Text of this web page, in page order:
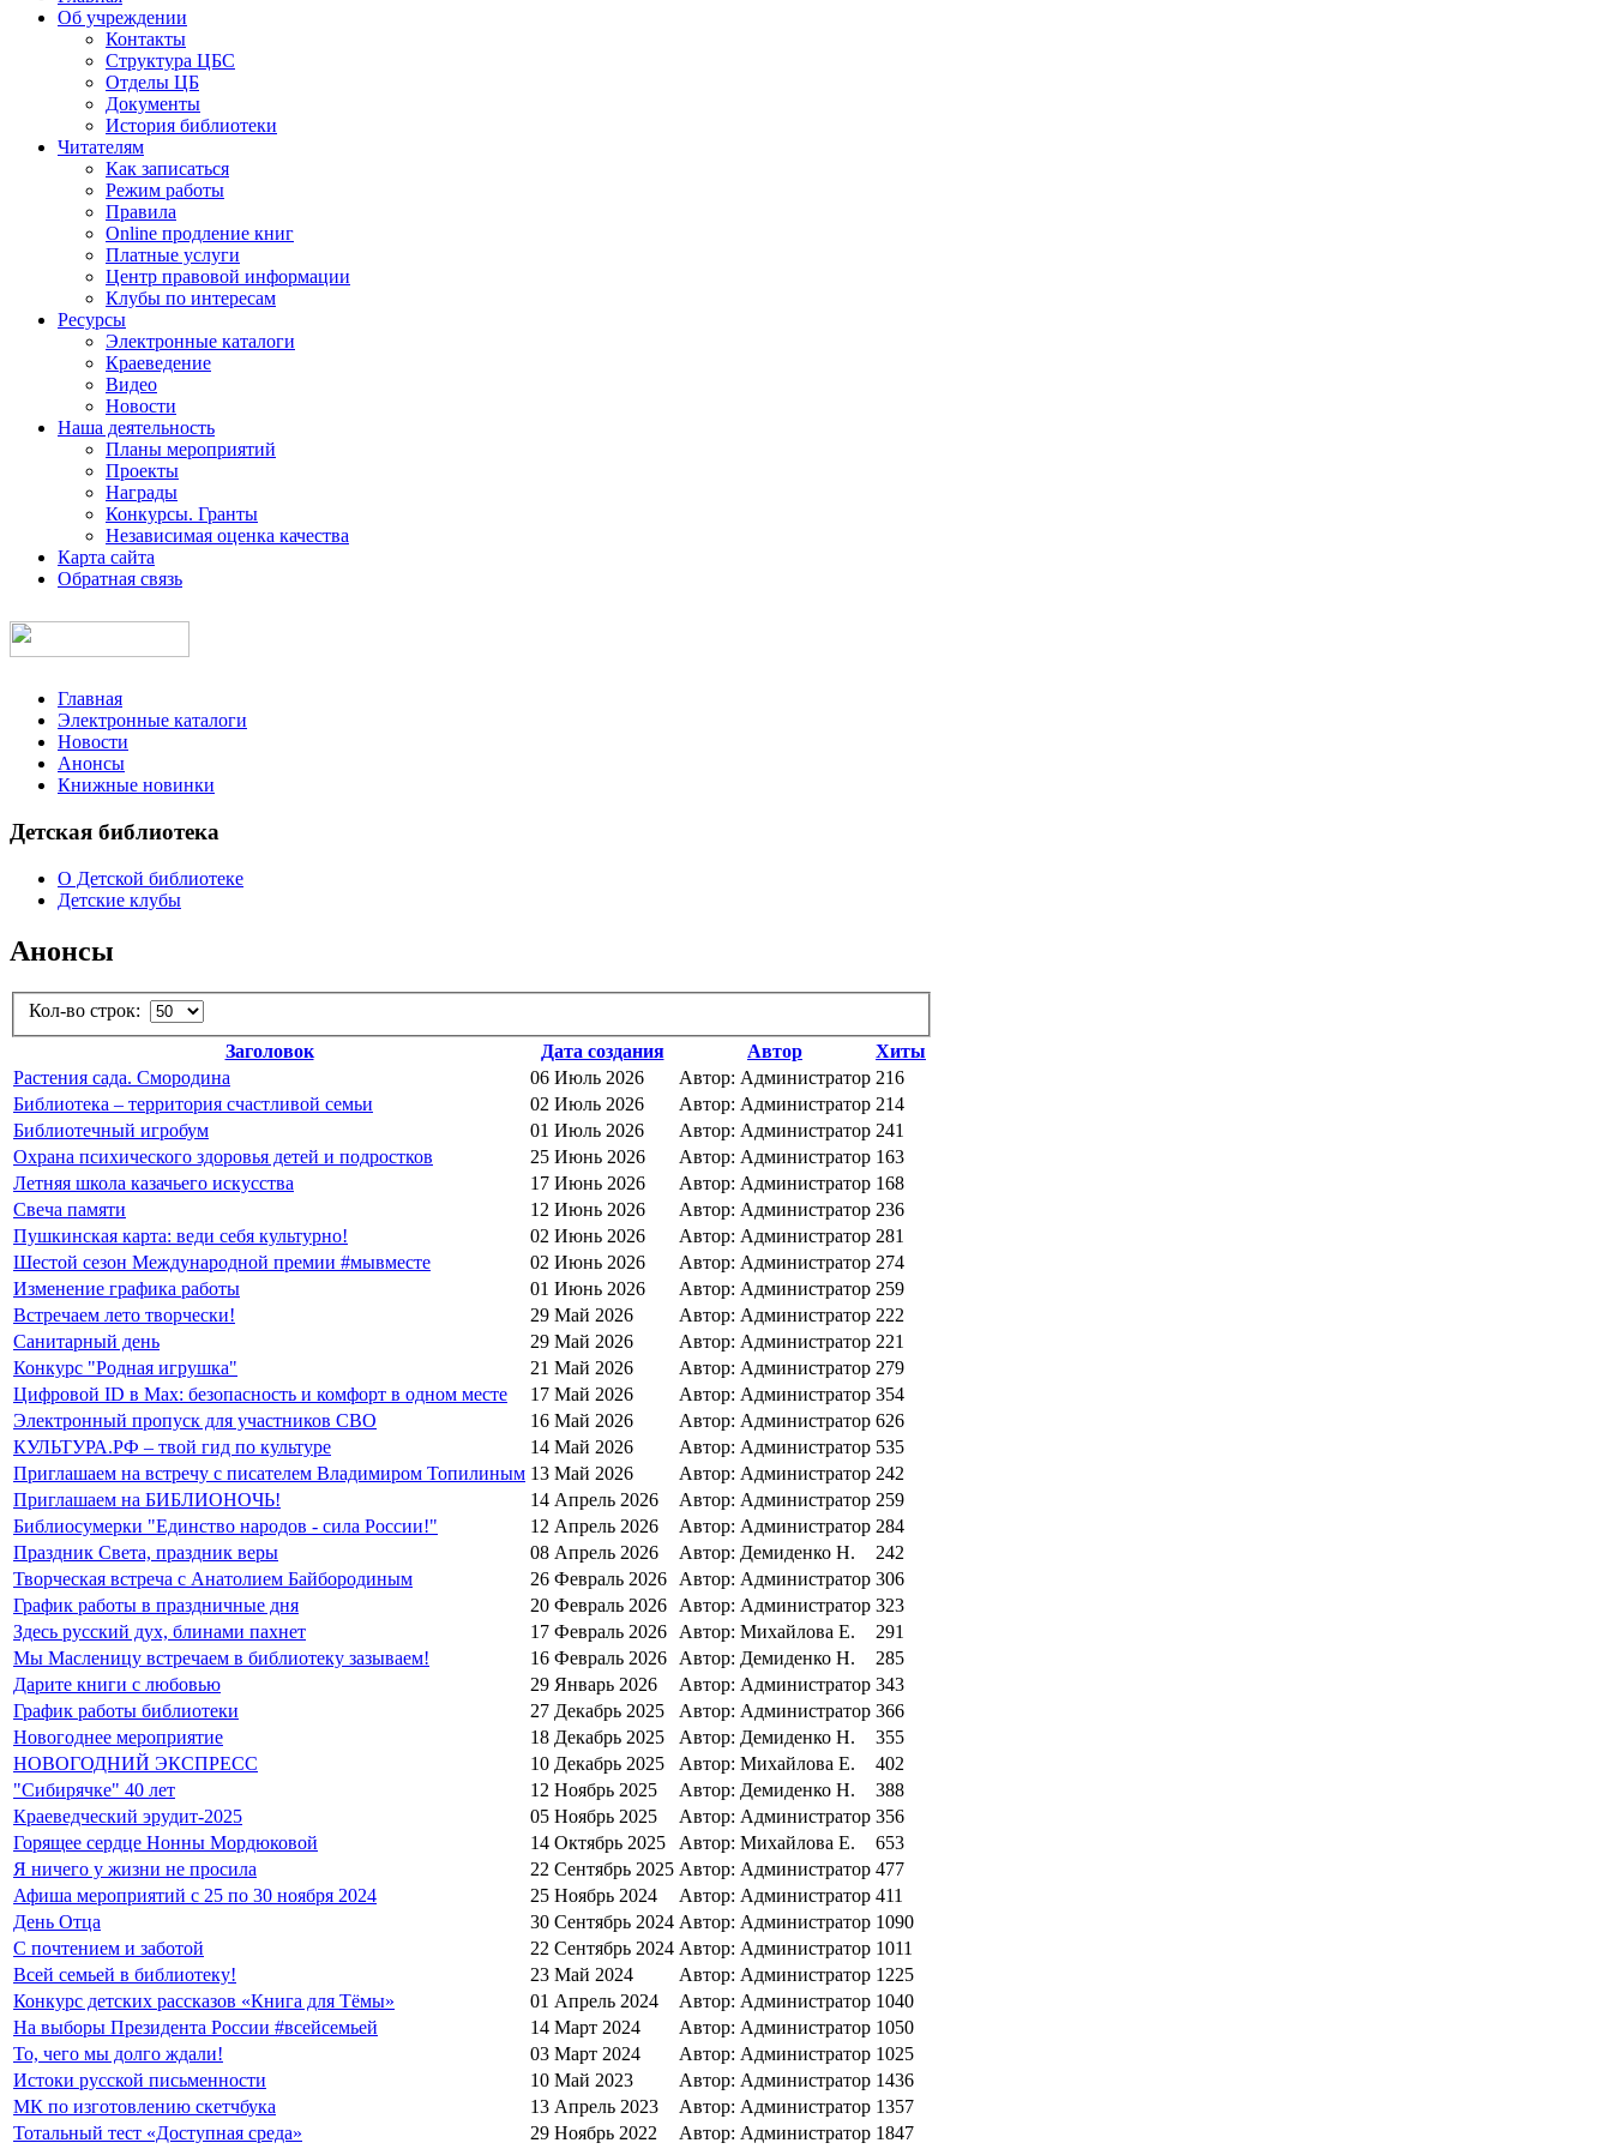
Об учреждении
Контакты
Структура ЦБС
Отделы ЦБ
Документы
История библиотеки
Читателям
Как записаться
Режим работы
Правила
Online продление книг
Платные услуги
Центр правовой информации
Клубы по интересам
Ресурсы
Электронные каталоги
Краеведение
Видео
Новости
Наша деятельность
Планы мероприятий
Проекты
Награды
Конкурсы. Гранты
Независимая оценка качества
Карта сайта
Обратная связь
Главная
Электронные каталоги
Новости
Анонсы
Книжные новинки
Детская библиотека
О Детской библиотеке
Детские клубы
Анонсы
Кол-во строк:
Заголовок
Дата создания Автор
Хиты
Растения сада. Смородина
06 Июль 2026 Автор: Администратор 216
Библиотека – территория счастливой семьи
02 Июль 2026 Автор: Администратор 214
Библиотечный игробум
01 Июль 2026 Автор: Администратор 241
Охрана психического здоровья детей и подростков
25 Июнь 2026 Автор: Администратор 163
Летняя школа казачьего искусства
17 Июнь 2026 Автор: Администратор 168
Свеча памяти
12 Июнь 2026 Автор: Администратор 236
Пушкинская карта: веди себя культурно!
02 Июнь 2026 Автор: Администратор 281
Шестой сезон Международной премии #мывместе
02 Июнь 2026 Автор: Администратор 274
Изменение графика работы
01 Июнь 2026 Автор: Администратор 259
Встречаем лето творчески!
29 Май 2026 Автор: Администратор 222
Санитарный день
29 Май 2026 Автор: Администратор 221
Конкурс "Родная игрушка"
21 Май 2026 Автор: Администратор 279
Цифровой ID в Max: безопасность и комфорт в одном месте
17 Май 2026 Автор: Администратор 354
Электронный пропуск для участников СВО
16 Май 2026 Автор: Администратор 626
КУЛЬТУРА.РФ – твой гид по культуре
14 Май 2026 Автор: Администратор 535
Приглашаем на встречу с писателем Владимиром Топилиным 13 Май 2026 Автор: Администратор 242
Приглашаем на БИБЛИОНОЧЬ!
14 Апрель 2026 Автор: Администратор 259
Библиосумерки "Единство народов - сила России!"
12 Апрель 2026 Автор: Администратор 284
Праздник Света, праздник веры
08 Апрель 2026 Автор: Демиденко Н.
242
Творческая встреча с Анатолием Байбородиным
26 Февраль 2026 Автор: Администратор 306
График работы в праздничные дня
20 Февраль 2026 Автор: Администратор 323
Здесь русский дух, блинами пахнет
17 Февраль 2026 Автор: Михайлова Е.
291
Мы Масленицу встречаем в библиотеку зазываем!
16 Февраль 2026 Автор: Демиденко Н.
285
Дарите книги с любовью
29 Январь 2026 Автор: Администратор 343
График работы библиотеки
27 Декабрь 2025 Автор: Администратор 366
Новогоднее мероприятие
18 Декабрь 2025 Автор: Демиденко Н.
355
НОВОГОДНИЙ ЭКСПРЕСС
10 Декабрь 2025 Автор: Михайлова Е.
402
"Сибирячке" 40 лет
12 Ноябрь 2025 Автор: Демиденко Н.
388
Краеведческий эрудит-2025
05 Ноябрь 2025 Автор: Администратор 356
Горящее сердце Нонны Мордюковой
14 Октябрь 2025 Автор: Михайлова Е.
653
Я ничего у жизни не просила
22 Сентябрь 2025 Автор: Администратор 477
Афиша мероприятий с 25 по 30 ноября 2024
25 Ноябрь 2024 Автор: Администратор 411
День Отца
30 Сентябрь 2024 Автор: Администратор 1090
С почтением и заботой
22 Сентябрь 2024 Автор: Администратор 1011
Всей семьей в библиотеку!
23 Май 2024 Автор: Администратор 1225
Конкурс детских рассказов «Книга для Тёмы»
01 Апрель 2024 Автор: Администратор 1040
На выборы Президента России #всейсемьей
14 Март 2024 Автор: Администратор 1050
То, чего мы долго ждали!
03 Март 2024 Автор: Администратор 1025
Истоки русской письменности
10 Май 2023 Автор: Администратор 1436
МК по изготовлению скетчбука
13 Апрель 2023 Автор: Администратор 1357
Тотальный тест «Доступная среда»
29 Ноябрь 2022 Автор: Администратор 1847